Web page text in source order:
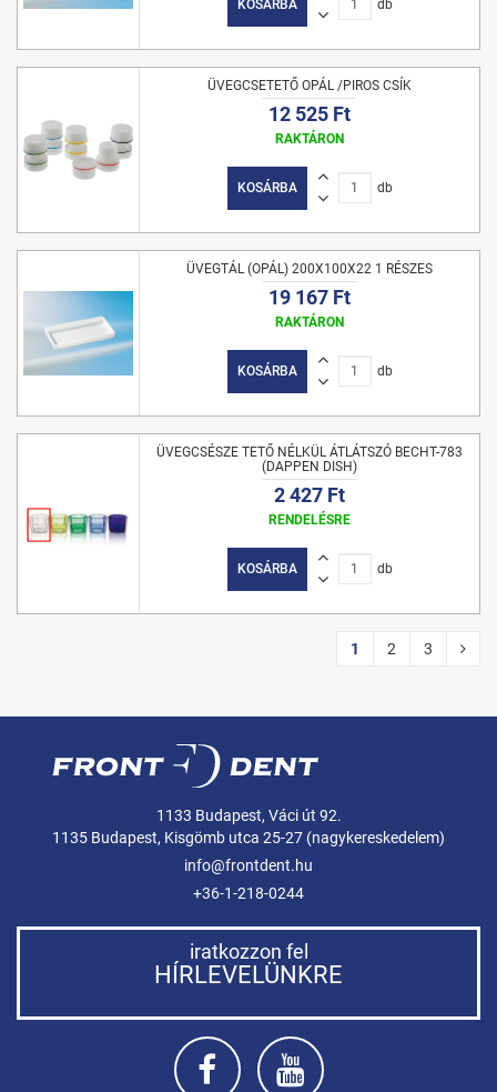
KOSÁRBA db
ÜVEGCSETETŐ OPÁL /PIROS CSÍK
12 525 Ft
RAKTÁRON
KOSÁRBA db
ÜVEGTÁL (OPÁL) 200X100X22 1 RÉSZES
19 167 Ft
RAKTÁRON
KOSÁRBA db
ÜVEGCSÉSZE TETŐ NÉLKÜL ÁTLÁTSZÓ BECHT-783
(DAPPEN DISH)
2 427 Ft
RENDELÉSRE
KOSÁRBA db
1 2 3
1133 Budapest, Váci út 92.
1135 Budapest, Kisgömb utca 25-27 (nagykereskedelem)
info@frontdent.hu
+36-1-218-0244
iratkozzon fel
HÍRLEVELÜNKRE